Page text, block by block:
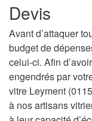
Devis
Avant d’attaquer
budget de
celui-ci. Afin
engendrés par
vitre Leyment
à nos artisans